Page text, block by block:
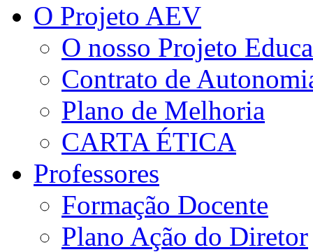
O Projeto AEV
O nosso Projeto
Contrato de
Plano de Melhoria
CARTA ÉTICA
Professores
Formação Docente
Plano Ação do Diretor